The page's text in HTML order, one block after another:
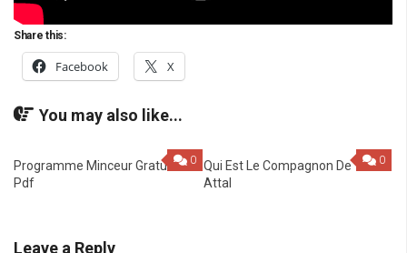
Share this:
Facebook X
You may also like...
0
Programme Minceur Gratuit
Pdf
0
Qui Est Le Compagnon De
Attal
Leave a Reply